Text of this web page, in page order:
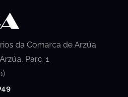
da Comarca de Arzúa
Parc. 1